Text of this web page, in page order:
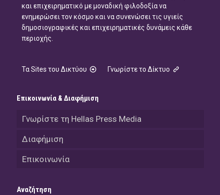
και επιχειρηματικό με μοναδική φιλοδοξία να
ενημερώσει τον κόσμο και να συνενώσει τις υγιείς
δημοσιογραφικές και επιχειρηματικές δυνάμεις κάθε
περιοχής.
Τα Sites του Δικτύου Γνωρίστε το Δίκτυο
Επικοινωνία & Διαφήμιση
Γνωρίστε τη Hellas Press Media
Διαφήμιση
Επικοινωνία
Αναζήτηση